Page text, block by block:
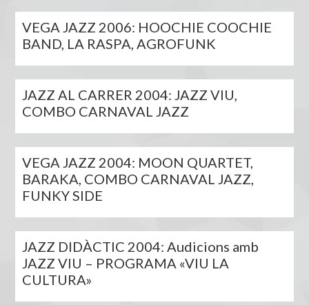
VEGA JAZZ 2006: HOOCHIE COOCHIE
BAND, LA RASPA, AGROFUNK
JAZZ AL CARRER 2004: JAZZ VIU,
COMBO CARNAVAL JAZZ
VEGA JAZZ 2004: MOON QUARTET,
BARAKA, COMBO CARNAVAL JAZZ,
FUNKY SIDE
JAZZ DIDÀCTIC 2004: Audicions amb
JAZZ VIU – PROGRAMA «VIU LA
CULTURA»